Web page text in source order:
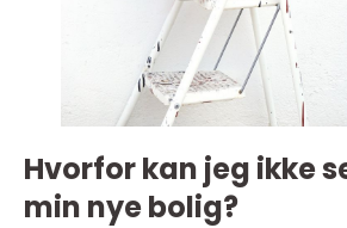
Hvorfor kan jeg ikke
min nye bolig?